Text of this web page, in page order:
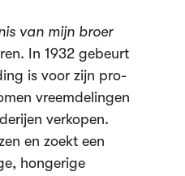
van mijn broer
In 1932 gebeurt
is voor zijn pro-
vreemdelingen
verkopen.
en zoekt een
hongerige